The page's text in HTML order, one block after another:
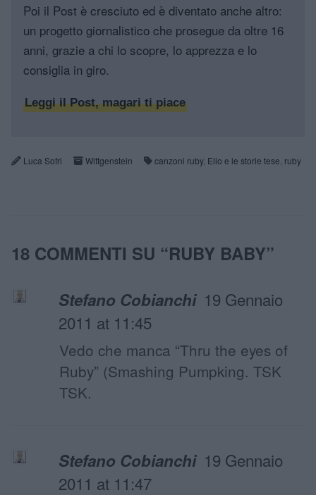
Poi il Post è cresciuto ed è diventato anche altro:
un progetto giornalistico che prosegue da oltre 16
anni, grazie a chi lo scopre, lo apprezza e lo
consiglia in giro.
Leggi il Post, magari ti piace
Luca Sofri Wittgenstein canzoni ruby, Elio e le storie tese ruby
18 COMMENTI SU “RUBY BABY”
Stefano Cobianchi 19 Gennaio
2011 at 11:45
Vedo che manca “Thru the eyes of
Ruby” (Smashing Pumpking. TSK
TSK.
Stefano Cobianchi 19 Gennaio
2011 at 11:47